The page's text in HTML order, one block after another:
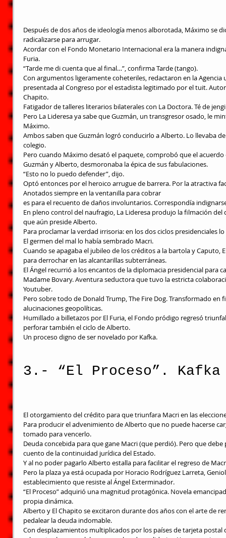
Después de dos años de ideología menos alborotada, Máximo se
radicalizarse para arrugar.
Acordar con el Fondo Monetario Internacional era la manera
Furia.
“Tarde me di cuenta que al final…”, confirma Tarde (tango).
Con argumentos ligeramente coheteriles, redactaron en la
presentada al Congreso por el estadista legitimado por el tuit.
Chapito.
Fatigador de talleres literarios bilaterales con La Doctora. Té de
Pero La Lideresa ya sabe que Guzmán, un transgresor osado, le
Máximo.
Ambos saben que Guzmán logró conducirlo a Alberto. Lo llevaba
colegio.
Pero cuando Máximo desató el paquete, comprobó que el
Guzmán y Alberto, desmoronaba la épica de sus fabulaciones.
“Esto no lo puedo defender”, dijo.
Optó entonces por el heroico arrugue de barrera. Por la atractiva
Anotados siempre en la ventanilla para cobrar
es para el recuento de daños involuntarios. Correspondía
En pleno control del naufragio, La Lideresa produjo la filmación
que aún preside Alberto.
Para proclamar la verdad irrisoria: en los dos ciclos presidenciales
El germen del mal lo había sembrado Macri.
Cuando se apagaba el jubileo de los créditos a la bartola y Caputo,
para derrochar en las alcantarillas subterráneas.
El Ángel recurrió a los encantos de la diplomacia presidencial para
Madame Bovary. Aventura seductora que tuvo la estricta
Youtuber.
Pero sobre todo de Donald Trump, The Fire Dog. Transformado
alucinaciones geopolíticas.
Humillado a billetazos por El Furia, el Fondo pródigo regresó
perforar también el ciclo de Alberto.
Un proceso digno de ser novelado por Kafka.
3.- “El Proceso”. Kafka
El otorgamiento del crédito para que triunfara Macri en las
Para producir el advenimiento de Alberto que no puede hacerse
tomado para vencerlo.
Deuda concebida para que gane Macri (que perdió). Pero que
cuento de la continuidad jurídica del Estado.
Y al no poder pagarlo Alberto estalla para facilitar el regreso de
Pero la plaza ya está ocupada por Horacio Rodríguez Larreta,
establecimiento que resiste al Ángel Exterminador.
“El Proceso” adquirió una magnitud protagónica. Novela
propia dinámica.
Alberto y El Chapito se excitaron durante dos años con el arte de
pedalear la deuda indomable.
Con desplazamientos multiplicados por los países de tarjeta